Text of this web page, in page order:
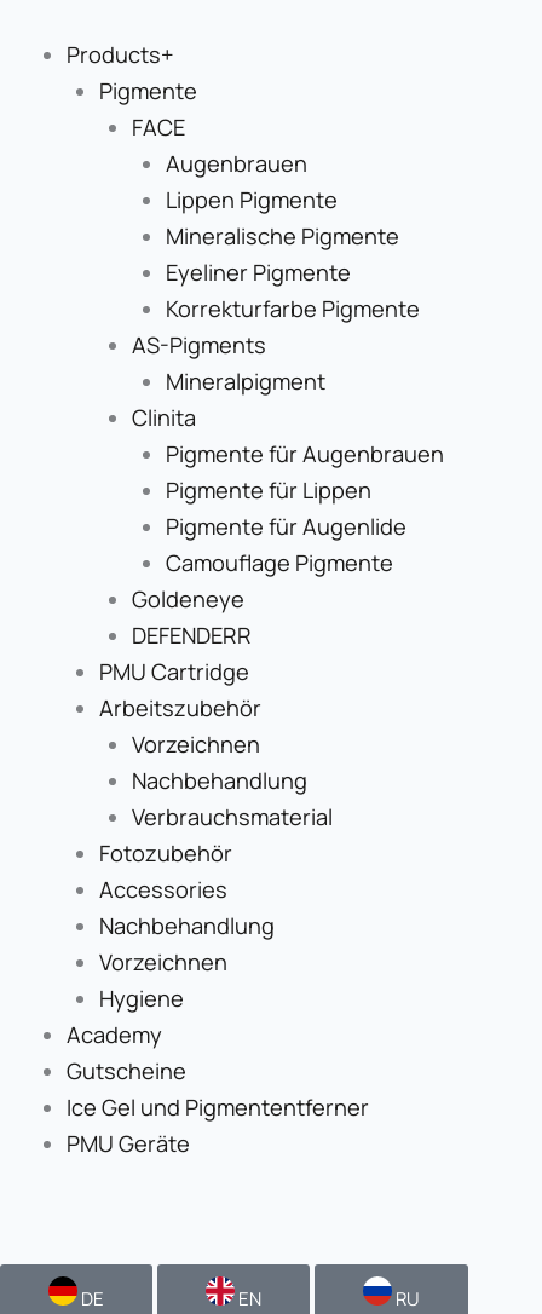
Inhalt
springen
Products+
Pigmente
FACE
Augenbrauen
Lippen Pigmente
Mineralische Pigmente
Eyeliner Pigmente
Korrekturfarbe Pigmente
AS-Pigments
Mineralpigment
Clinita
Pigmente für Augenbrauen
Pigmente für Lippen
Pigmente für Augenlide
Camouflage Pigmente
Goldeneye
DEFENDERR
PMU Cartridge
Arbeitszubehör
Vorzeichnen
Nachbehandlung
Verbrauchsmaterial
Fotozubehör
Accessories
Nachbehandlung
Vorzeichnen
Hygiene
Academy
Gutscheine
Ice Gel und Pigmententferner
PMU Geräte
DE EN RU